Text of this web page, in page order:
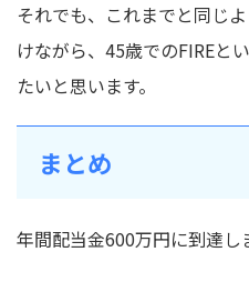
それでも、これまでと同じ
けながら、45歳でのFIREと
たいと思います。
まとめ
年間配当金600万円に到達し